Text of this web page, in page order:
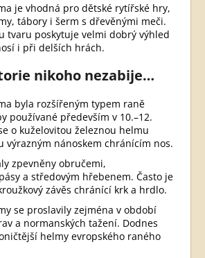
je vhodná pro dětské rytířské hry,
tábory i šerm s dřevěnými meči.
tvaru poskytuje velmi dobrý výhled
i při delších hrách.
nikoho nezabije…
byla rozšířeným typem raně
používané především v 10.–12.
o kuželovitou železnou helmu
výrazným nánoskem chránícím nos.
zpevněny obručemi,
a středovým hřebenem. Často je
závěs chránící krk a hrdlo.
se proslavily zejména v období
a normanských tažení. Dodnes
helmy evropského raného